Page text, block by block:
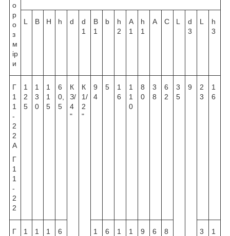
о
р
о
з
м
ір
и
L В Н h d
d
1
B
1
b
h
2
А
1
h
1
А С L
d
3
L
h
3
Г
1
1
-
2
2
А
Г
1
1
-
2
2
1
2
5
1
3
0
1
1
5
6
0,
5
К
З/
4
"
К
1/
2
"
9
4
5
1
6
1
1
0
8
0
3
8
6
2
3
5
9
2
3
1
6
Г 1 1 1 6 1 6 1 1 9 6 8 3 1